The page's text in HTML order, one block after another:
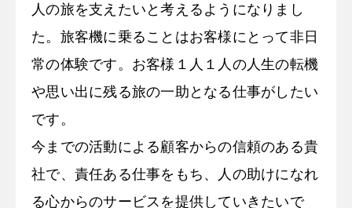
人の旅を支えたいと考えるようになりまし
た。旅客機に乗ることはお客様にとって非日
常の体験です。お客様１人１人の人生の転機
や思い出に残る旅の一助となる仕事がしたい
です。
今までの活動による顧客からの信頼のある貴
社で、責任ある仕事をもち、人の助けになれ
る心からのサービスを提供していきたいで